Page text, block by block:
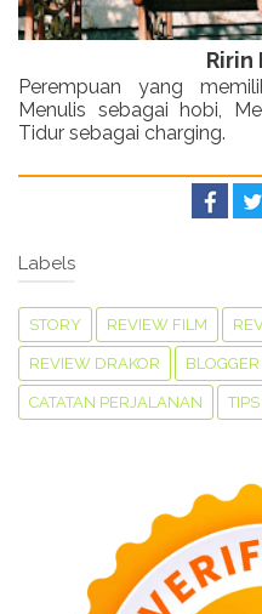
Ririn
Perempuan yang
Menulis sebagai hobi,
Tidur sebagai charging.
Labels
STORY REVIEW FILM
REVIEW DRAKOR
CATATAN PERJALANAN TIPS